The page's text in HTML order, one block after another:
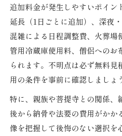
追加料金が発生しやすいポイン
延長（1日ごとに追加）、深夜
混雑による日程調整費、火葬場
管用冷蔵庫使用料、僧侶へのお
られます。不明点は必ず無料
用の条件を事前に確認しましょ
特に、親族や菩提寺との関係、
後から納骨や法要の費用がかか
像を把握して後悔のない選択を